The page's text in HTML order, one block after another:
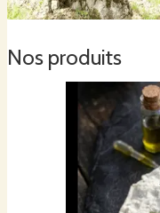
Nos produits